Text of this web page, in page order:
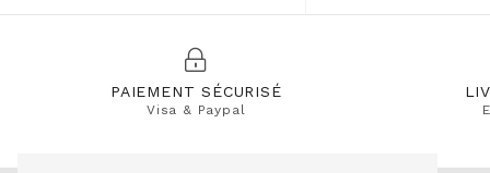
PAIEMENT SÉCURISÉ
Visa & Paypal